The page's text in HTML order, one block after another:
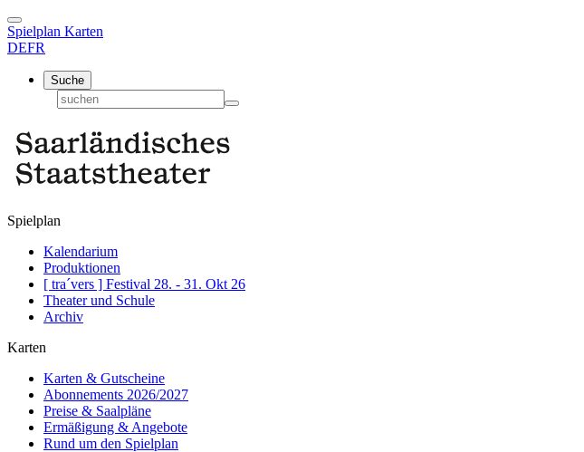
Spielplan Karten
DEFR
Suche
Spielplan
Kalendarium
Produktionen
[ tra´vers ] Festival 28. - 31. Okt 26
Theater und Schule
Archiv
Karten
Karten & Gutscheine
Abonnements 2026/2027
Preise & Saalpläne
Ermäßigung & Angebote
Rund um den Spielplan